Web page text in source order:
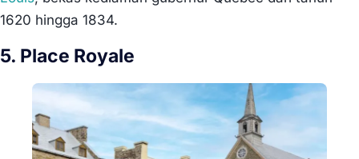
1620 hingga 1834.
5. Place Royale